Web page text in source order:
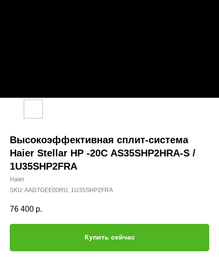
Высокоэффективная сплит-система
Haier Stellar HP -20С AS35SHP2HRA-S /
1U35SHP2FRA
Haier
SKU:AAD7GEE00RU, 1U35SHP2FRA
76 400 р.
Купить сейчас